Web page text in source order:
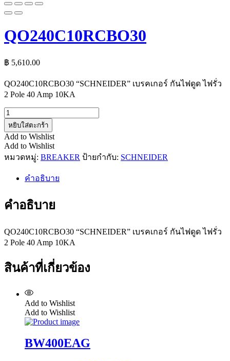
QO240C10RCBO30
฿ 5,610.00
QO240C10RCBO30 “SCHNEIDER” เบรคเกอร์ กันไฟดูด ไฟรั่ว
2 Pole 40 Amp 10KA
จำนวน
QO240C10RCBO30
ชิ้น
หยิบใส่ตะกร้า
Add to Wishlist
Add to Wishlist
หมวดหมู่: BREAKER ป้ายกำกับ: SCHNEIDER
คำอธิบาย
คำอธิบาย
QO240C10RCBO30 “SCHNEIDER” เบรคเกอร์ กันไฟดูด ไฟรั่ว
2 Pole 40 Amp 10KA
สินค้าที่เกี่ยวข้อง
Add to Wishlist
Add to Wishlist
BW400EAG